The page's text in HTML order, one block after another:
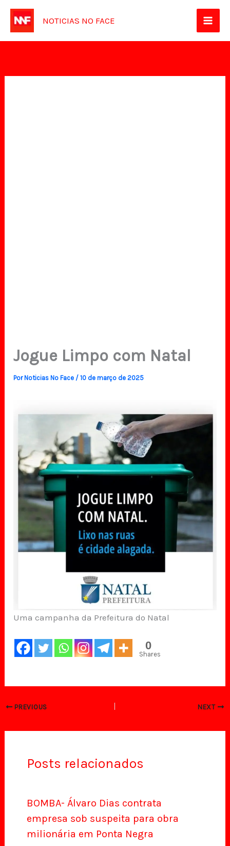
para
NOTICIAS NO FACE
Jogue Limpo com Natal
Por Noticias No Face /10 de março de 2025
Uma campanha da Prefeitura do Natal
0
Shares
PREVIOUS NEXT
Posts relacionados
BOMBA- Álvaro Dias contrata
empresa sob suspeita para obra
milionária em Ponta Negra